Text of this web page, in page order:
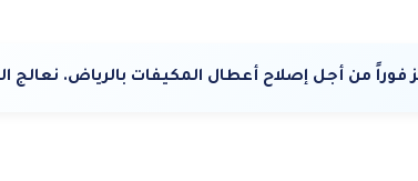
فوراً من أجل إصلاح أعطال المكيفات بالرياض. نعالج